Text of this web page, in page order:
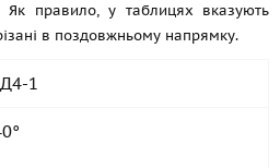
Як правило, у таблицях вказують
в поздовжньому напрямку.
1